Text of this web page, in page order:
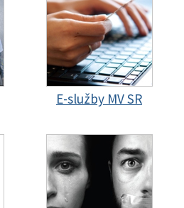
E-služby MV SR